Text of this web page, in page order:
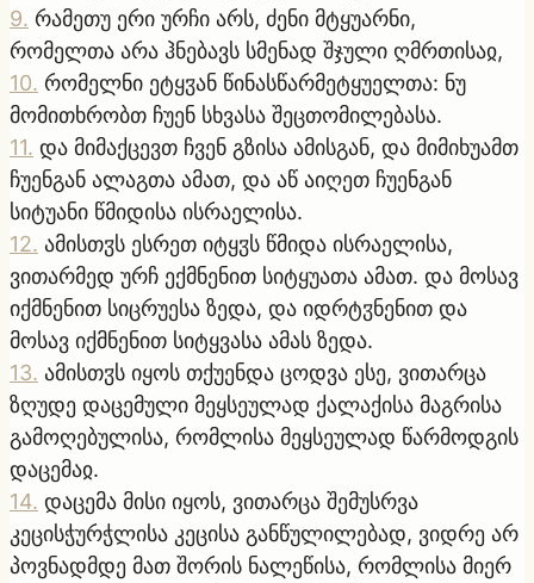
9. რამეთუ ერი ურჩი არს, ძენი მტყუარნი,
რომელთა არა ჰნებავს სმენად შჯული ღმრთისაჲ,
10. რომელნი ეტყჳან წინასწარმეტყუელთა: ნუ
მომითხრობთ ჩუენ სხვასა შეცთომილებასა.
11. და მიმაქცევთ ჩვენ გზისა ამისგან, და მიმიხუამთ
ჩუენგან ალაგთა ამათ, და აწ აიღეთ ჩუენგან
სიტუანი წმიდისა ისრაელისა.
12. ამისთჳს ესრეთ იტყჳს წმიდა ისრაელისა,
ვითარმედ ურჩ ექმნენით სიტყუათა ამათ. და მოსავ
იქმნენით სიცრუესა ზედა, და იდრტჳნენით და
მოსავ იქმნენით სიტყვასა ამას ზედა.
13. ამისთჳს იყოს თქუენდა ცოდვა ესე, ვითარცა
ზღუდე დაცემული მეყსეულად ქალაქისა მაგრისა
გამოღებულისა, რომლისა მეყსეულად წარმოდგის
დაცემაჲ.
14. დაცემა მისი იყოს, ვითარცა შემუსრვა
კეცისჭურჭლისა კეცისა განწულილებად, ვიდრე არ
პოვნადმდე მათ შორის ნალეწისა, რომლისა მიერ